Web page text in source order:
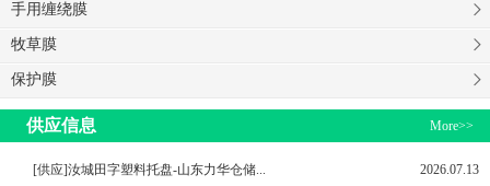
手用缠绕膜
牧草膜
保护膜
More>>
供应信息
2026.07.13
[供应]汝城田字塑料托盘-山东力华仓储...